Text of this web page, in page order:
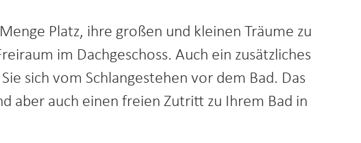
Platz, ihre großen und kleinen Träume zu
im Dachgeschoss. Auch ein zusätzliches
sich vom Schlangestehen vor dem Bad. Das
aber auch einen freien Zutritt zu Ihrem Bad in